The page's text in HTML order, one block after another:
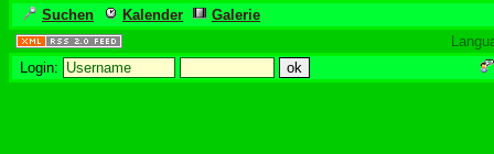
Suchen Kalender
Galerie
Login: